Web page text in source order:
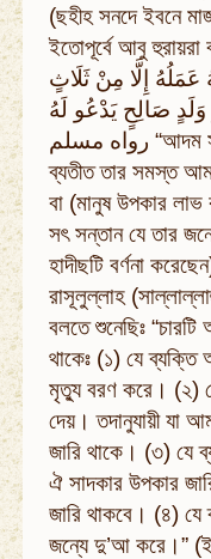
(ছহীহ সনদে ইবনে
ইতোপূর্বে আবু হুরায়রা
عَمَلُهُ إِلَّا مِنْ ثَلَاثٍ
وَلَدٍ صَالِحٍ يَدْعُو لَهُ
رواه مسلم “আদম সন্তান মৃত্যু বরণ করলে তিনটি আমল
ব্যতীত তার সমস্ত
বা (মানুষ উপকার
সৎ সন্তান যে তার
হাদীছটি বর্ণনা
রাসূলুল্লাহ
বলতে শুনেছিঃ
থাকেঃ (১) যে ব্যক্তি
মৃত্যু বরণ করে। (২)
দেয়। তদানুযায়ী যা
জারি থাকে। (৩) যে
ঐ সাদকার উপকার
জারি থাকবে। (৪) যে
জন্যে দু’আ করে।”